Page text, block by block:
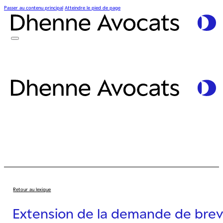
Passer au contenu principal Atteindre le pied de page
Retour au lexique
Extension de la demande de